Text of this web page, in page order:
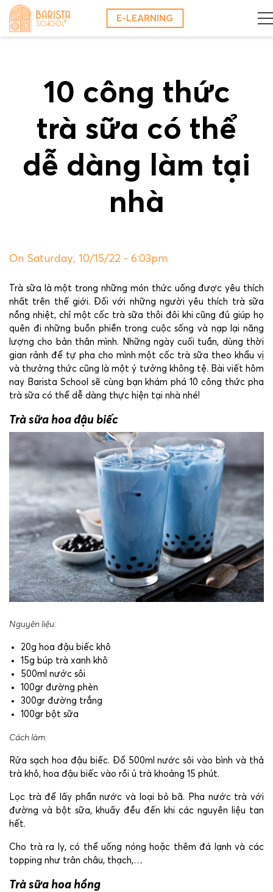
Skip
content
E-LEARNING
10 công thức
trà sữa có thể
dễ dàng làm tại
nhà
On Saturday, 10/15/22 - 6:03pm
Trà sữa là một trong những món thức uống được yêu thích
nhất trên thế giới. Đối với những người yêu thích trà sữa
nồng nhiệt, chỉ một cốc trà sữa thôi đôi khi cũng đủ giúp họ
quên đi những buồn phiền trong cuộc sống và nạp lại năng
lượng cho bản thân mình. Những ngày cuối tuần, dùng thời
gian rảnh để tự pha cho mình một cốc trà sữa theo khẩu vị
và thưởng thức cũng là một ý tưởng không tệ. Bài viết hôm
nay Barista School sẽ cùng bạn khám phá 10 công thức pha
trà sữa có thể dễ dàng thực hiện tại nhà nhé!
Trà sữa hoa đậu biếc
Nguyên liệu:
20g hoa đậu biếc khô
15g búp trà xanh khô
500ml nước sôi
100gr đường phèn
300gr đường trắng
100gr bột sữa
Cách làm:
Rửa sạch hoa đậu biếc. Đổ 500ml nước sôi vào bình và thả
trà khô, hoa đậu biếc vào rồi ủ trà khoảng 15 phút.
Lọc trà để lấy phần nước và loại bỏ bã.
Pha nước trà với
đường và bột sữa, khuấy đều đến khi các nguyên liệu tan
hết.
Cho trà ra ly, có thể uống nóng hoặc thêm đá lạnh và các
topping như trân châu, thạch,…
Trà sữa hoa hồng